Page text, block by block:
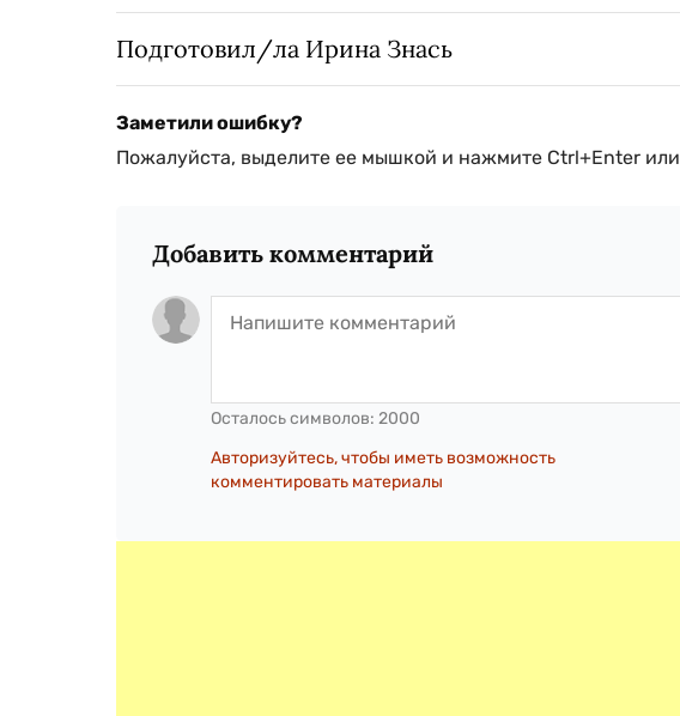
Подготовил/ла Ирина Знась
Заметили ошибку?
Пожалуйста, выделите ее мышкой и нажмите Ctrl+Enter или
Добавить комментарий
Осталось символов: 2000
Авторизуйтесь, чтобы иметь возможность
комментировать материалы